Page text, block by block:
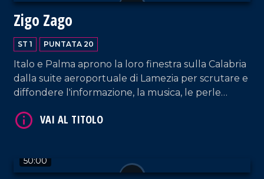
Zigo Zago
ST 1 PUNTATA 20
Italo e Palma aprono la loro finestra sulla Calabria
dalla suite aeroportuale di Lamezia per scrutare e
diffondere l'informazione, la musica, le perle
50:00
VAI AL TITOLO